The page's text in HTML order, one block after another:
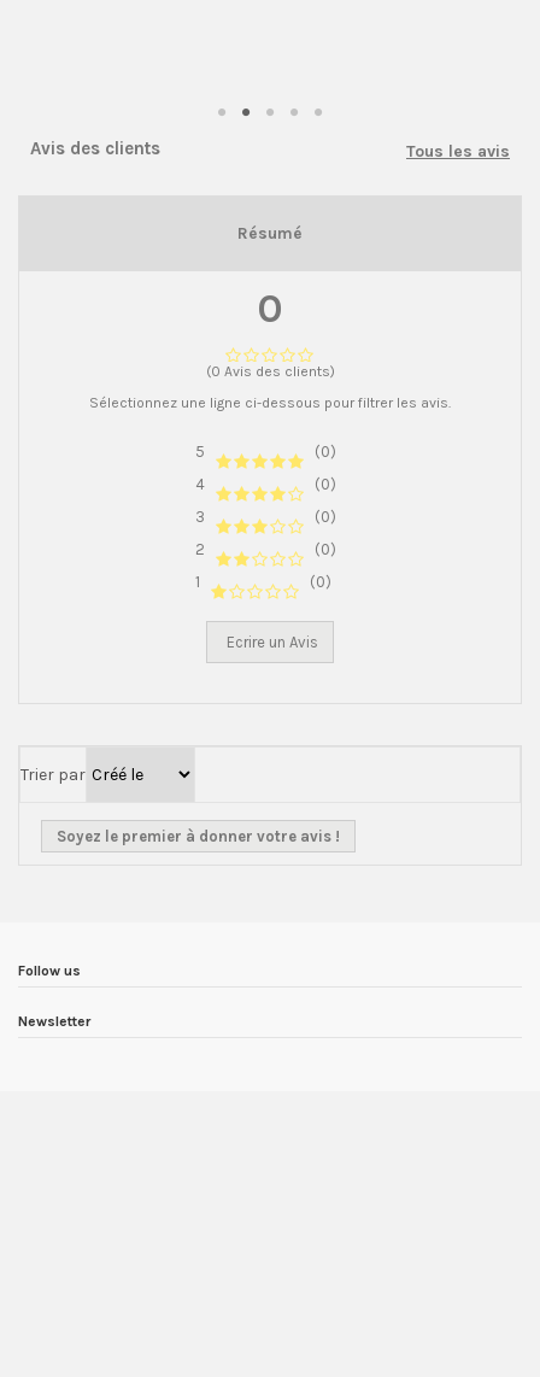
Avis des clients Tous les avis
Résumé
0
(0 Avis des clients)
Sélectionnez une ligne ci-dessous pour filtrer les avis.
5
(0)
4
(0)
3
(0)
2
(0)
1
(0)
Ecrire un Avis
Trier par
Soyez le premier à donner votre avis !
Follow us
Newsletter